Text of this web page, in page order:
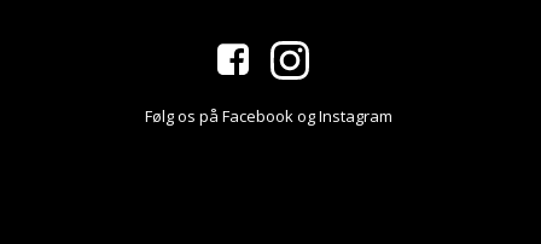
Følg os på Facebook og Instagram